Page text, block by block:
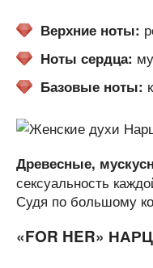
Верхние ноты:
Ноты сердца:
Базовые ноты:
Древесные,
сексуальность
Судя по большому
«FOR HER»